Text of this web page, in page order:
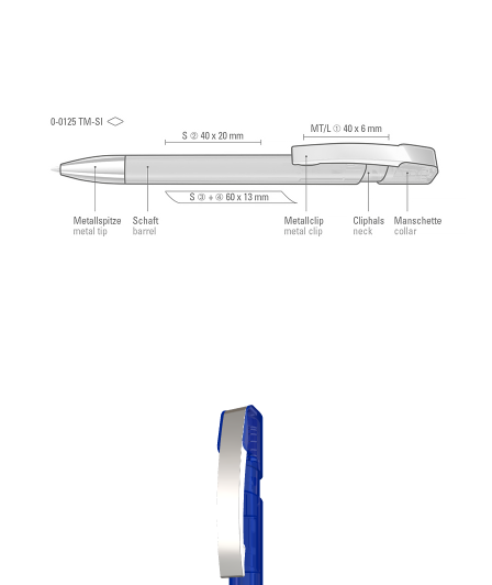
Norm. Die uma Tech Refill 1.0 vermittelt ein
angenehmes und weiches Schreibgefühl.